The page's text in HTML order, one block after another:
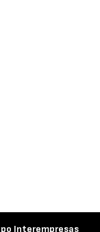
Interempresas